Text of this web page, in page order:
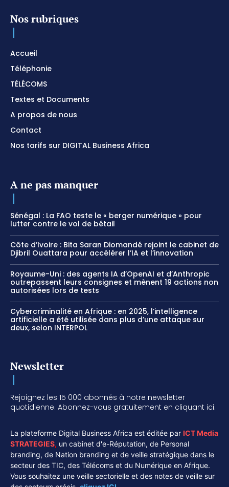
Nos rubriques
Accueil
Téléphonie
TÉLÉCOMS
Textes et Documents
A propos de nous
Contact
Nos tarifs sur DIGITAL Business Africa
A ne pas manquer
Sénégal : La FAO teste le « berger numérique » pour
lutter contre le vol de bétail
Côte d’Ivoire : Bita Saran Diomandé rejoint le cabinet de
Djibril Ouattara pour accélérer l’IA et l’innovation
Royaume-Uni : des agents IA d’OpenAI et d’Anthropic
outrepassent leurs consignes et mènent 19 actions non
autorisées lors de tests
Cybercriminalité en Afrique : en 2025, l’intelligence
artificielle a été utilisée dans plus d’une attaque sur
deux, selon INTERPOL
Newsletter
Rejoignez les 15 000 abonnés à notre newsletter
quotidienne. Abonnez-vous gratuitement en cliquant ici.
La plateforme Digital Business Africa est éditée par ICT Media
STRATEGIES, un cabinet d'e-Réputation, de Personal
branding, de Nation branding et de veille stratégique dans le
secteur des TIC, des Télécoms et du Numérique en Afrique.
Vous souhaitez une veille sectorielle et des notes de veille sur